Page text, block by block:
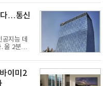
오톡’이
서비스에
과정에서
량에 집
르면 카카
, 영업이
출과 영업
다…통신
지능 데
올 2분기
AI DC를
. 이에 따
플러스를
이미2